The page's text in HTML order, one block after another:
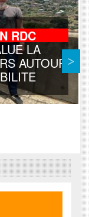
RDC
LA
AUTOUR